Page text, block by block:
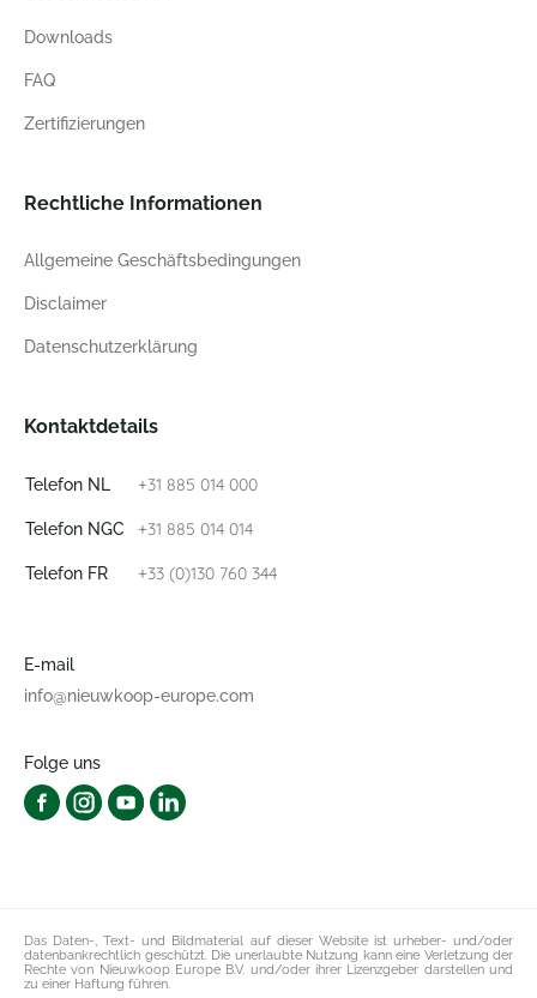
Downloads
FAQ
Zertifizierungen
Rechtliche Informationen
Allgemeine Geschäftsbedingungen
Disclaimer
Datenschutzerklärung
Kontaktdetails
Telefon NL +31 885 014 000
Telefon NGC +31 885 014 014
Telefon FR +33 (0)130 760 344
E-mail
info@nieuwkoop-europe.com
Folge uns
Das Daten-, Text- und Bildmaterial auf dieser Website ist urheber- und/oder
datenbankrechtlich geschützt. Die unerlaubte Nutzung kann eine Verletzung der
Rechte von Nieuwkoop Europe B.V. und/oder ihrer Lizenzgeber darstellen und
zu einer Haftung führen.